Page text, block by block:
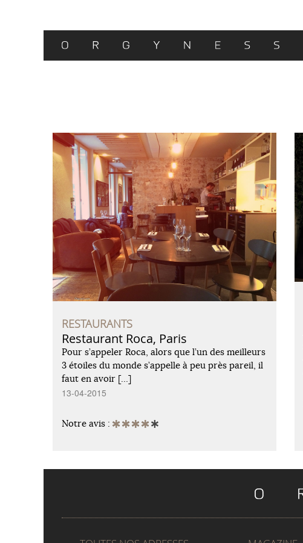
RESTAURANTS
Restaurant Roca, Paris
Pour s’appeler Roca, alors que l’un des meilleurs
3 étoiles du monde s’appelle à peu près pareil, il
faut en avoir […]
13-04-2015
Notre avis :